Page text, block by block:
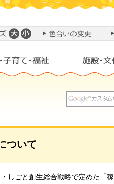
ついて
しごと創生総合戦略で定めた「